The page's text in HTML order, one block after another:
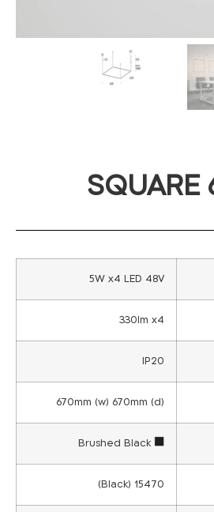
SQUARE
5W x4 LED 48V
330lm x4
IP20
670mm (w) 670mm (d)
15470 (Black)